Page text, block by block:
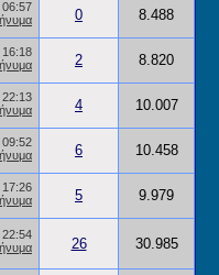
06:57
0 8.488
16:18
2 8.820
22:13
4 10.007
09:52
6 10.458
17:26
5 9.979
22:54
26 30.985